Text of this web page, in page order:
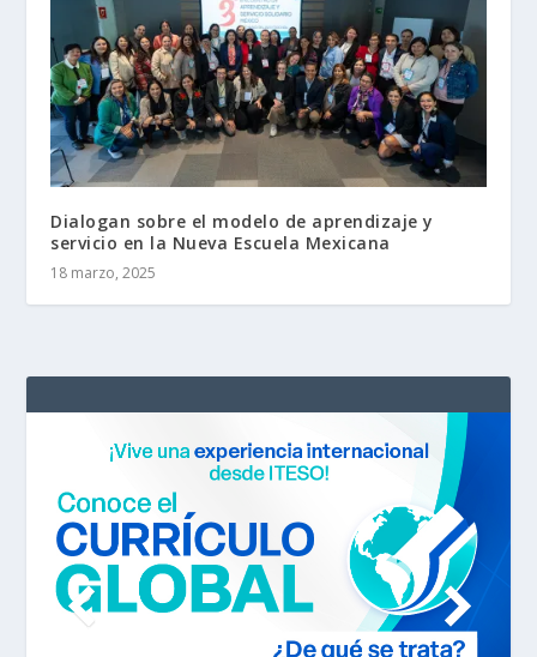
Dialogan sobre el modelo de aprendizaje y
servicio en la Nueva Escuela Mexicana
18 marzo, 2025